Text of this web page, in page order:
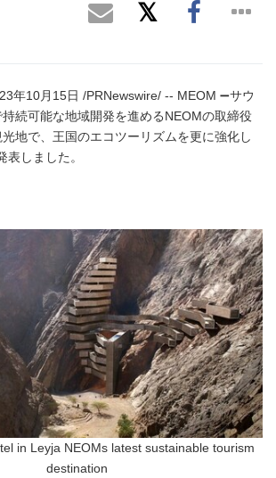
年10月15日 /PRNewswire/ -- MEOM ➖サウ
続可能な地域開発を進めるNEOMの取締役
地で、王国のエコツーリズムを更に強化し
表しました。
in Leyja NEOMs latest sustainable tourism
destination